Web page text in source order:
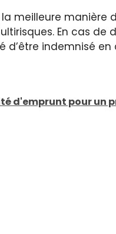
meilleure manière
En cas de
d’être indemnisé
d'emprunt pour un